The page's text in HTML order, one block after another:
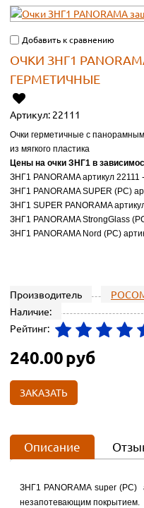
Добавить к сравнению
ОЧКИ ЗНГ1
ГЕРМЕТИЧНЫЕ
Артикул: 22111
Очки герметичные с
из мягкого пластика
Цены на очки ЗНГ1 в
ЗНГ1 PANORAMA артикул 22111
ЗНГ1 PANORAMA SUPER (PC)
ЗНГ1 SUPER PANORAMA
ЗНГ1 PANORAMA StrongGlass
ЗНГ1 PANORAMA Nord (PC)
Производитель
Наличие:
Рейтинг:
240.00руб
ЗАКАЗАТЬ
Описание
ЗНГ1 PANORAMA super (РС)
незапотевающим покрытием.